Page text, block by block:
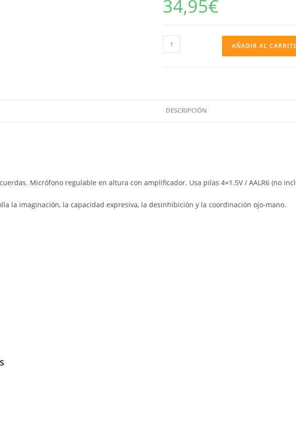
34,95€
MICRO
Y
AÑADIR AL
DESCRIPCIÓN
Micrófono regulable en altura con amplificador. Usa pilas 4×1.5V / AALR6 (no
la imaginación, la capacidad expresiva, la desinhibición y la coordinación ojo-mano.